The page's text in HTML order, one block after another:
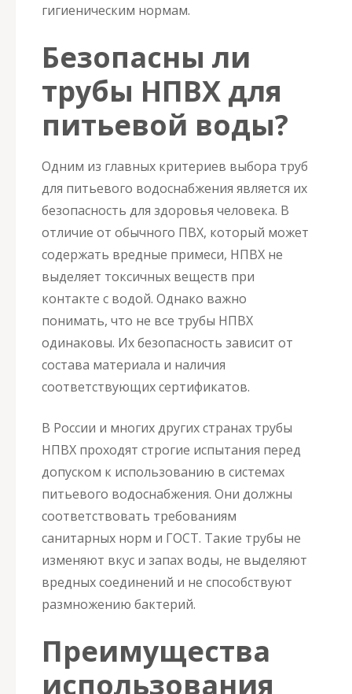
гигиеническим нормам.
Безопасны ли
трубы НПВХ для
питьевой воды?
Одним из главных критериев выбора труб
для питьевого водоснабжения является их
безопасность для здоровья человека. В
отличие от обычного ПВХ, который может
содержать вредные примеси, НПВХ не
выделяет токсичных веществ при
контакте с водой. Однако важно
понимать, что не все трубы НПВХ
одинаковы. Их безопасность зависит от
состава материала и наличия
соответствующих сертификатов.
В России и многих других странах трубы
НПВХ проходят строгие испытания перед
допуском к использованию в системах
питьевого водоснабжения. Они должны
соответствовать требованиям
санитарных норм и ГОСТ. Такие трубы не
изменяют вкус и запах воды, не выделяют
вредных соединений и не способствуют
размножению бактерий.
Преимущества
использования